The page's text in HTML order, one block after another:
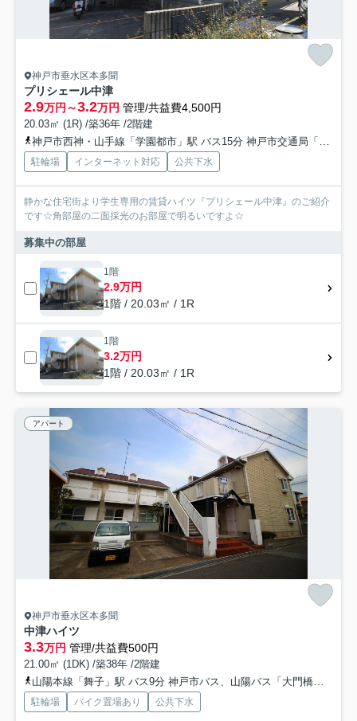
神戸市垂水区本多聞
プリシェール中津
2.9万円～3.2万円 管理/共益費4,500円
20.03㎡ (1R) /築36年 /2階建
神戸市西神・山手線「学園都市」駅 バス15分 神戸市交通局「大門橋停」 停歩3分
駐輪場 インターネット対応 公共下水
静かな住宅街より学生専用の賃貸ハイツ『プリシェール中津』のご紹介
です☆角部屋の二面採光のお部屋で明るいですよ☆
募集中の部屋
1階
2.9万円
1階 / 20.03㎡ / 1R
1階
3.2万円
1階 / 20.03㎡ / 1R
アパート
神戸市垂水区本多聞
中津ハイツ
3.3万円 管理/共益費500円
21.00㎡ (1DK) /築38年 /2階建
山陽本線「舞子」駅 バス9分 神戸市バス、山陽バス「大門橋」 停歩5分
駐輪場 バイク置場あり 公共下水